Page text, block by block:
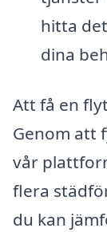
hitta
dina
Att få en
Genom att
vår
flera
du kan